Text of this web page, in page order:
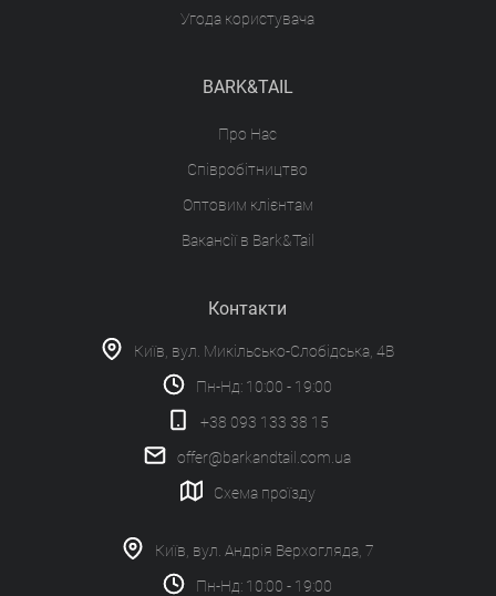
Угода користувача
BARK&TAIL
Про Нас
Співробітництво
Оптовим клієнтам
Вакансії в Bark&Tail
Контакти
Київ, вул. Микільсько-Слобідська, 4В
Пн-Нд: 10:00 - 19:00
+38 093 133 38 15
offer@barkandtail.com.ua
Схема проїзду
Київ, вул. Андрія Верхогляда, 7
Пн-Нд: 10:00 - 19:00